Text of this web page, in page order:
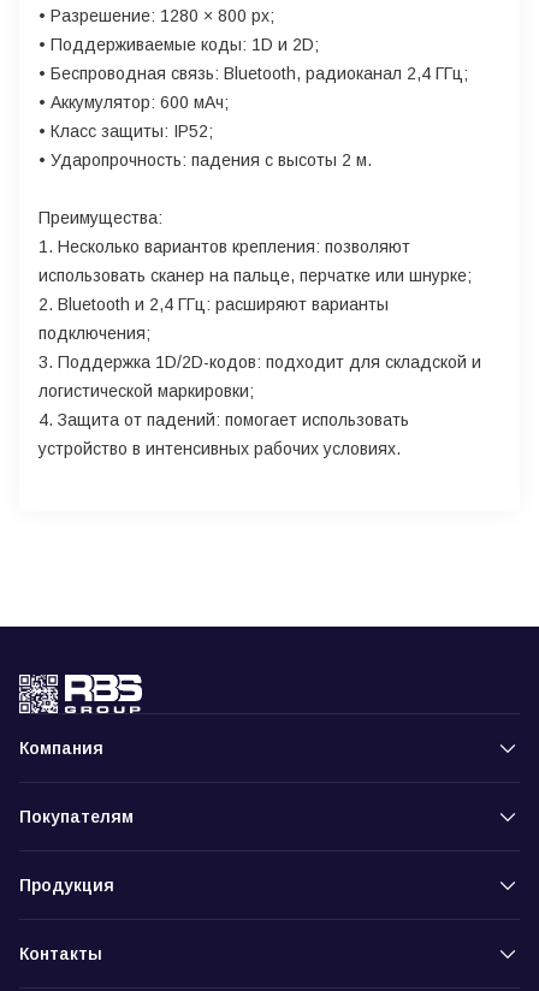
• Разрешение: 1280 × 800 px;
• Поддерживаемые коды: 1D и 2D;
• Беспроводная связь: Bluetooth, радиоканал 2,4 ГГц;
• Аккумулятор: 600 мАч;
• Класс защиты: IP52;
• Ударопрочность: падения с высоты 2 м.
Преимущества:
1. Несколько вариантов крепления: позволяют
использовать сканер на пальце, перчатке или шнурке;
2. Bluetooth и 2,4 ГГц: расширяют варианты
подключения;
3. Поддержка 1D/2D-кодов: подходит для складской и
логистической маркировки;
4. Защита от падений: помогает использовать
устройство в интенсивных рабочих условиях.
Компания
Покупателям
Продукция
Контакты